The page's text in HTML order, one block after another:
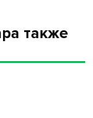
также